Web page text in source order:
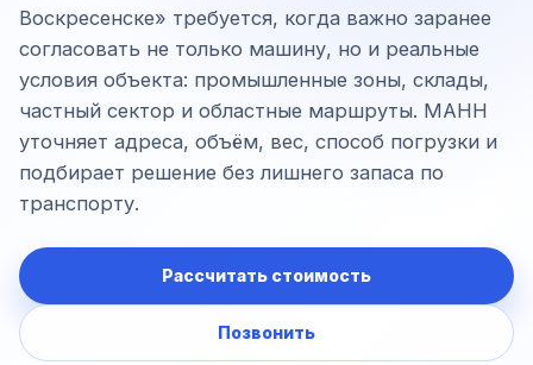
Воскресенске» требуется, когда важно заранее
согласовать не только машину, но и реальные
условия объекта: промышленные зоны, склады,
частный сектор и областные маршруты. МАНН
уточняет адреса, объём, вес, способ погрузки и
подбирает решение без лишнего запаса по
транспорту.
Рассчитать стоимость
Позвонить